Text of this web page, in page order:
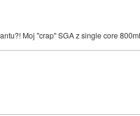
Moj "crap" SGA z single core